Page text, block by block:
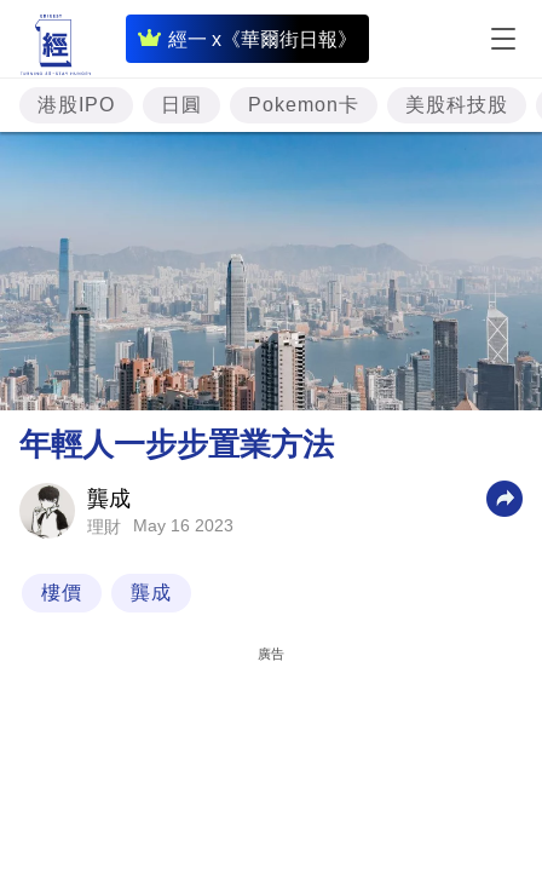
經一 x《華爾街日報》
即
時
財
經
投
資
樓
市
理
財
業
技
港股IPO 日圓 Pokemon卡 美股科技股
年輕人一步步置業方法
龔成
理財 May 16 2023
樓價 龔成
廣告